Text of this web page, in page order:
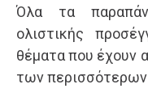
Όλα τα
ολιστικής
θέματα που έχουν
των